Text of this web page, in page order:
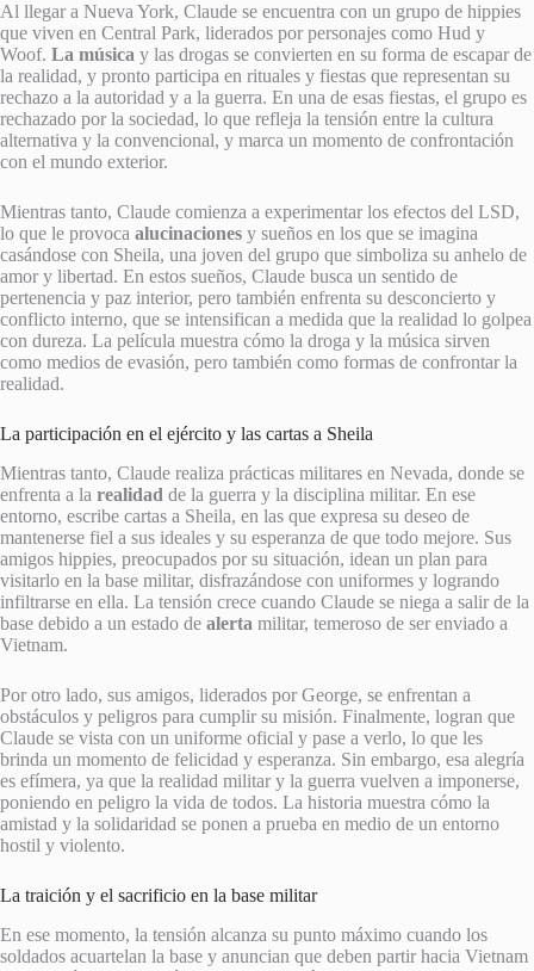
Al llegar a Nueva York, Claude se encuentra con un grupo de hippies
que viven en Central Park, liderados por personajes como Hud y
Woof. La música y las drogas se convierten en su forma de escapar de
la realidad, y pronto participa en rituales y fiestas que representan su
rechazo a la autoridad y a la guerra. En una de esas fiestas, el grupo es
rechazado por la sociedad, lo que refleja la tensión entre la cultura
alternativa y la convencional, y marca un momento de confrontación
con el mundo exterior.
Mientras tanto, Claude comienza a experimentar los efectos del LSD,
lo que le provoca alucinaciones y sueños en los que se imagina
casándose con Sheila, una joven del grupo que simboliza su anhelo de
amor y libertad. En estos sueños, Claude busca un sentido de
pertenencia y paz interior, pero también enfrenta su desconcierto y
conflicto interno, que se intensifican a medida que la realidad lo golpea
con dureza. La película muestra cómo la droga y la música sirven
como medios de evasión, pero también como formas de confrontar la
realidad.
La participación en el ejército y las cartas a Sheila
Mientras tanto, Claude realiza prácticas militares en Nevada, donde se
enfrenta a la realidad de la guerra y la disciplina militar. En ese
entorno, escribe cartas a Sheila, en las que expresa su deseo de
mantenerse fiel a sus ideales y su esperanza de que todo mejore. Sus
amigos hippies, preocupados por su situación, idean un plan para
visitarlo en la base militar, disfrazándose con uniformes y logrando
infiltrarse en ella. La tensión crece cuando Claude se niega a salir de la
base debido a un estado de alerta militar, temeroso de ser enviado a
Vietnam.
Por otro lado, sus amigos, liderados por George, se enfrentan a
obstáculos y peligros para cumplir su misión. Finalmente, logran que
Claude se vista con un uniforme oficial y pase a verlo, lo que les
brinda un momento de felicidad y esperanza. Sin embargo, esa alegría
es efímera, ya que la realidad militar y la guerra vuelven a imponerse,
poniendo en peligro la vida de todos. La historia muestra cómo la
amistad y la solidaridad se ponen a prueba en medio de un entorno
hostil y violento.
La traición y el sacrificio en la base militar
En ese momento, la tensión alcanza su punto máximo cuando los
soldados acuartelan la base y anuncian que deben partir hacia Vietnam